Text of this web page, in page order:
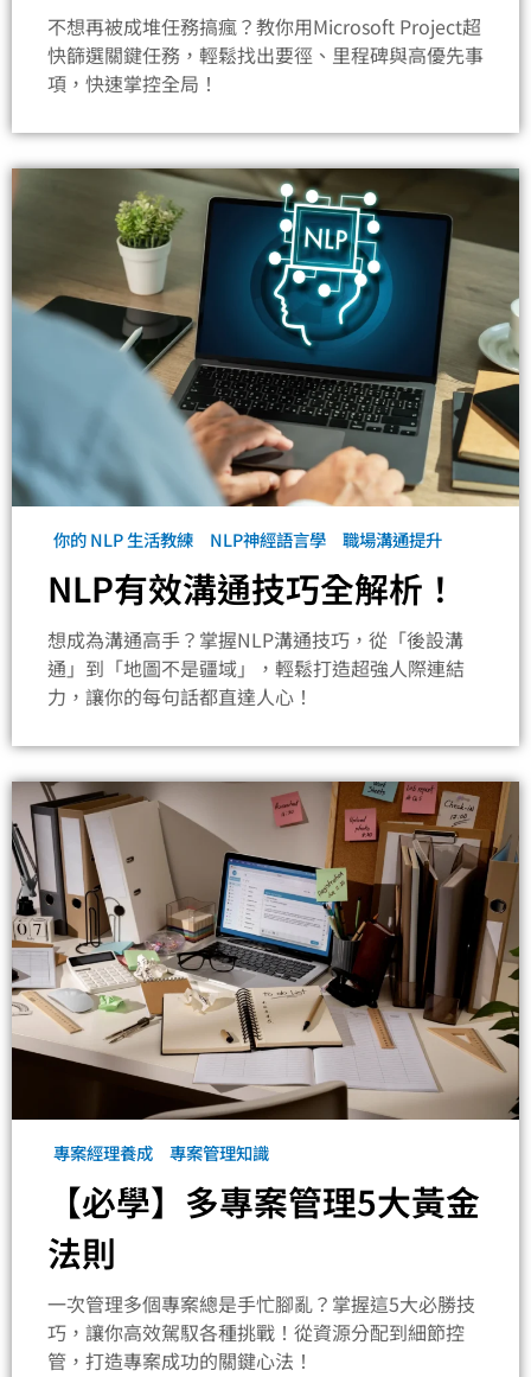
不想再被成堆任務搞瘋？教你用Microsoft Project超
快篩選關鍵任務，輕鬆找出要徑、里程碑與高優先事
項，快速掌控全局！
你的 NLP 生活教練 NLP神經語言學 職場溝通提升
NLP有效溝通技巧全解析！
想成為溝通高手？掌握NLP溝通技巧，從「後設溝
通」到「地圖不是疆域」，輕鬆打造超強人際連結
力，讓你的每句話都直達人心！
專案經理養成 專案管理知識
【必學】多專案管理5大黃金
法則
一次管理多個專案總是手忙腳亂？掌握這5大必勝技
巧，讓你高效駕馭各種挑戰！從資源分配到細節控
管，打造專案成功的關鍵心法！